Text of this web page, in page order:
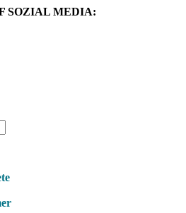
SOZIAL MEDIA: